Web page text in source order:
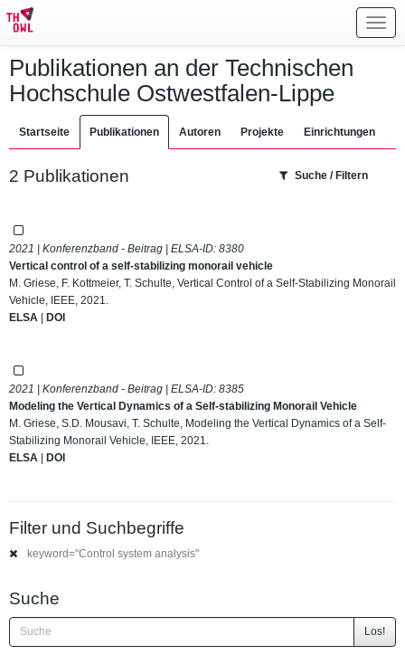
Publikationen an der Technischen
Hochschule Ostwestfalen-Lippe
Startseite Publikationen Autoren Projekte Einrichtungen
2 Publikationen Suche / Filtern
2021 | Konferenzband - Beitrag | ELSA-ID: 8380
Vertical control of a self-stabilizing monorail vehicle
M. Griese, F. Kottmeier, T. Schulte, Vertical Control of a Self-Stabilizing Monorail
Vehicle, IEEE, 2021.
ELSA | DOI
2021 | Konferenzband - Beitrag | ELSA-ID: 8385
Modeling the Vertical Dynamics of a Self-stabilizing Monorail Vehicle
M. Griese, S.D. Mousavi, T. Schulte, Modeling the Vertical Dynamics of a Self-
Stabilizing Monorail Vehicle, IEEE, 2021.
ELSA | DOI
Filter und Suchbegriffe
keyword="Control system analysis"
Suche
Los!